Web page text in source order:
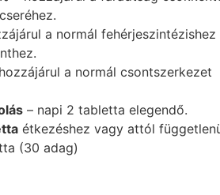
a normál fehérjeszintézishez
a normál csontszerkezet
– napi 2 tabletta elegendő.
étkezéshez vagy attól
(30 adag)